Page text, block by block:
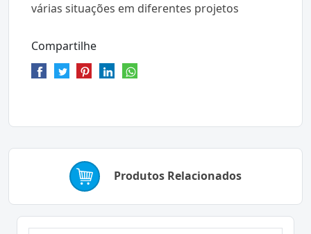
várias situações em diferentes projetos
Compartilhe
Produtos Relacionados